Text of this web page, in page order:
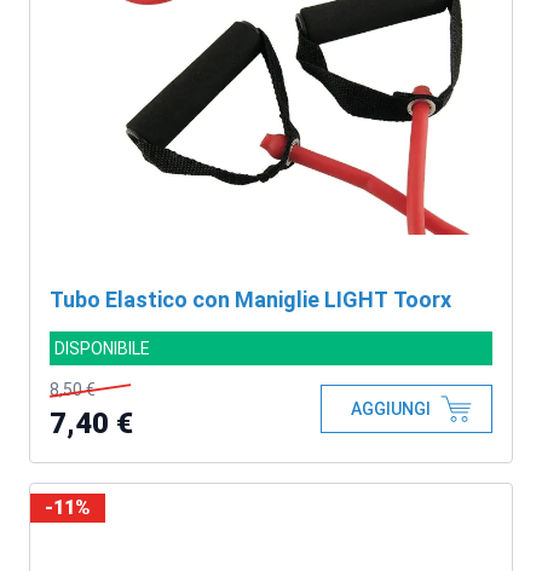
Tubo Elastico con Maniglie LIGHT Toorx
DISPONIBILE
8,50 €
7,40 € AGGIUNGI
-11%